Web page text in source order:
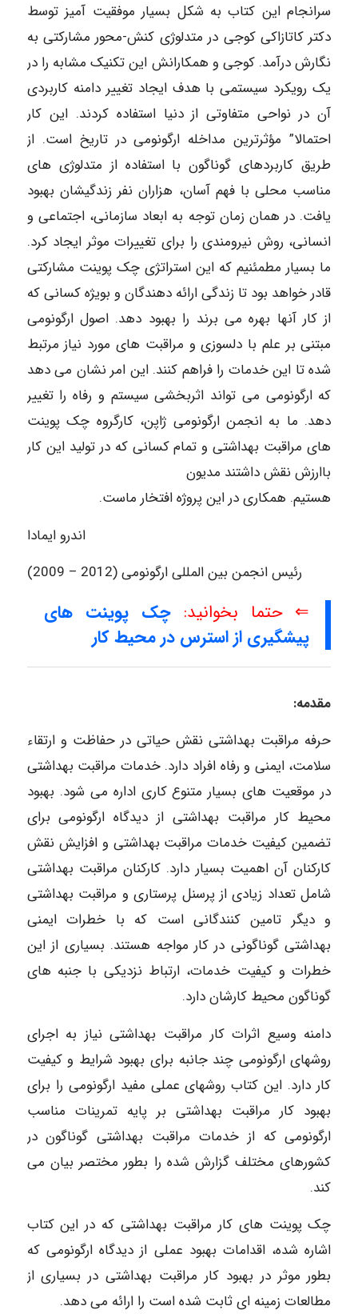
سرانجام این کتاب به شکل بسیار موفقیت آمیز توسط
دکتر کاتازاکی کوجی در متدلوژی کنش-محور مشارکتی به
نگارش درآمد. کوجی و همکارانش این تکنیک مشابه را در
یک رویکرد سیستمی با هدف ایجاد تغییر دامنه کاربردی
آن در نواحی متفاوتی از دنیا استفاده کردند. این کار
احتمالا” مؤثرترین مداخله ارگونومی در تاریخ است. از
طریق کاربردهای گوناگون با استفاده از متدلوژی های
مناسب محلی با فهم آسان، هزاران نفر زندگیشان بهبود
یافت. در همان زمان توجه به ابعاد سازمانی، اجتماعی و
انسانی، روش نیرومندی را برای تغییرات موثر ایجاد کرد.
ما بسیار مطمئنیم که این استراتژی چک پوینت مشارکتی
قادر خواهد بود تا زندگی ارائه دهندگان و بویژه کسانی که
از کار آنها بهره می برند را بهبود دهد. اصول ارگونومی
مبتنی بر علم با دلسوزی و مراقبت های مورد نیاز مرتبط
شده تا این خدمات را فراهم کنند. این امر نشان می دهد
که ارگونومی می تواند اثربخشی سیستم و رفاه را تغییر
دهد. ما به انجمن ارگونومی ژاپن، کارگروه چک پوینت
های مراقبت بهداشتی و تمام کسانی که در تولید این کار
باارزش نقش داشتند مدیون
هستیم. همکاری در این پروژه افتخار ماست.
اندرو ایمادا
رئیس انجمن بین المللی ارگونومی (2012 – 2009)
⇐ حتما بخوانید: چک پوینت های
پیشگیری از استرس در محیط کار
مقدمه:
حرفه مراقبت بهداشتی نقش حیاتی در حفاظت و ارتقاء
سلامت، ایمنی و رفاه افراد دارد. خدمات مراقبت بهداشتی
در موقعیت های بسیار متنوع کاری اداره می شود. بهبود
محیط کار مراقبت بهداشتی از دیدگاه ارگونومی برای
تضمین کیفیت خدمات مراقبت بهداشتی و افزایش نقش
کارکنان آن اهمیت بسیار دارد. کارکنان مراقبت بهداشتی
شامل تعداد زیادی از پرسنل پرستاری و مراقبت بهداشتی
و دیگر تامین کنندگانی است که با خطرات ایمنی
بهداشتی گوناگونی در کار مواجه هستند. بسیاری از این
خطرات و کیفیت خدمات، ارتباط نزدیکی با جنبه های
گوناگون محیط کارشان دارد.
دامنه وسیع اثرات کار مراقبت بهداشتی نیاز به اجرای
روشهای ارگونومی چند جانبه برای بهبود شرایط و کیفیت
کار دارد. این کتاب روشهای عملی مفید ارگونومی را برای
بهبود کار مراقبت بهداشتی بر پایه تمرینات مناسب
ارگونومی که از خدمات مراقبت بهداشتی گوناگون در
کشورهای مختلف گزارش شده را بطور مختصر بیان می
کند.
چک پوینت های کار مراقبت بهداشتی که در این کتاب
اشاره شده، اقدامات بهبود عملی از دیدگاه ارگونومی که
بطور موثر در بهبود کار مراقبت بهداشتی در بسیاری از
مطالعات زمینه ای ثابت شده است را ارائه می دهد.